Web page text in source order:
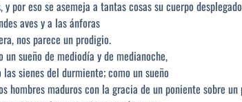
por eso se asemeja a tantas cosas su cuerpo
aves y a las ánforas
nos parece un prodigio.
sueño de mediodía y de medianoche,
sienes del durmiente; como un sueño
maduros con la gracia de un poniente sobre un